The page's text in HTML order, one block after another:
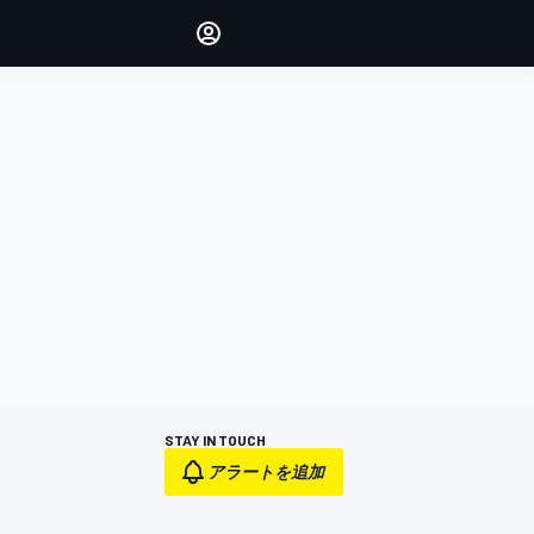
STAY IN TOUCH
アラートを追加